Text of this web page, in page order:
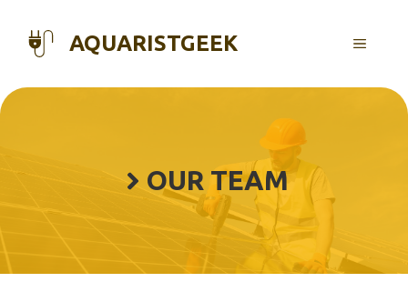
content
AQUARISTGEEK MENU
OUR TEAM